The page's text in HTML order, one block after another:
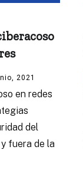
2021
en redes
del
fuera de la